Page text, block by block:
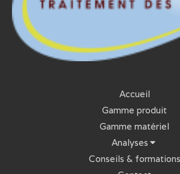
Accueil
Gamme produit
Gamme matériel
Analyses
Conseils & formations